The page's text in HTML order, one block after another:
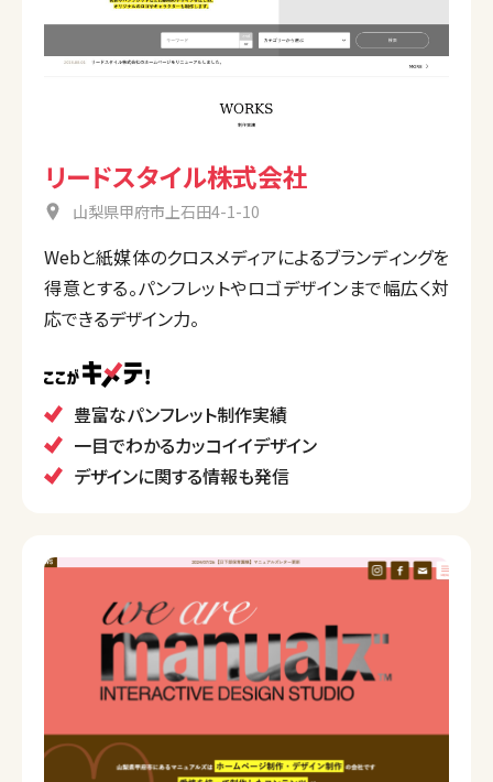
リードスタイル株式会社
山梨県甲府市上石田4-1-10
Webと紙媒体のクロスメディアによるブランディングを
得意とする。パンフレットやロゴデザインまで幅広く対
応できるデザイン力。
豊富なパンフレット制作実績
一目でわかるカッコイイデザイン
デザインに関する情報も発信